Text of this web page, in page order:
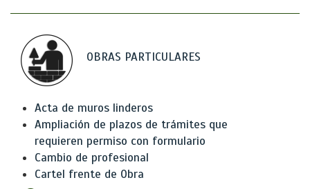
OBRAS PARTICULARES
Acta de muros linderos
Ampliación de plazos de trámites que
requieren permiso con formulario
Cambio de profesional
Cartel frente de Obra